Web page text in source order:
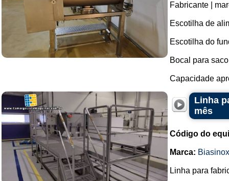
Fabricante |
Escotilha de
Escotilha do
Bocal para
Capacidade
Linha
mês
Código do
Marca: Biasinox
Linha para